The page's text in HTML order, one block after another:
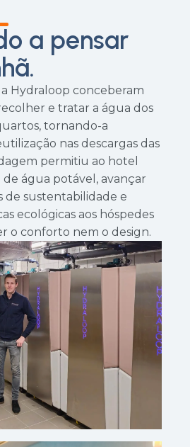
a pensar
Hydraloop conceberam
e tratar a água dos
tornando-a
nas descargas das
permitiu ao hotel
água potável, avançar
de sustentabilidade e
ecológicas aos hóspedes
o conforto nem o design.